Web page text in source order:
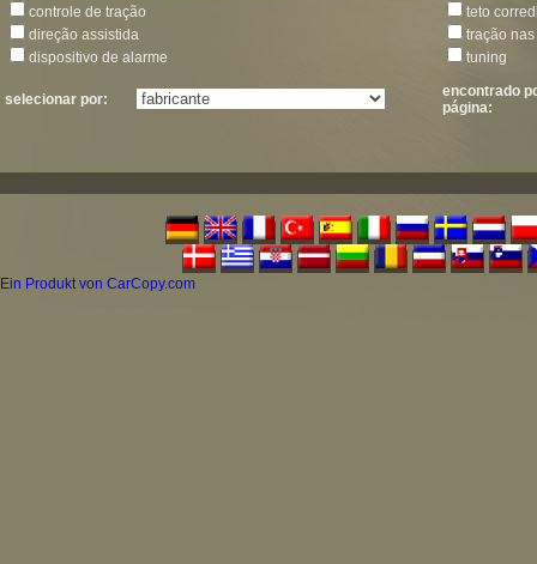
controle de tração
direção assistida
dispositivo de alarme
teto
tração
tuning
selecionar por:
encontrado
página:
Ein Produkt von CarCopy.com